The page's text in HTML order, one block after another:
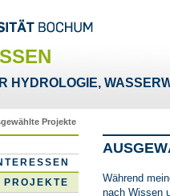
HYDROLOGIE,
Projekte
PROJEKTE
Während
nach Wissen